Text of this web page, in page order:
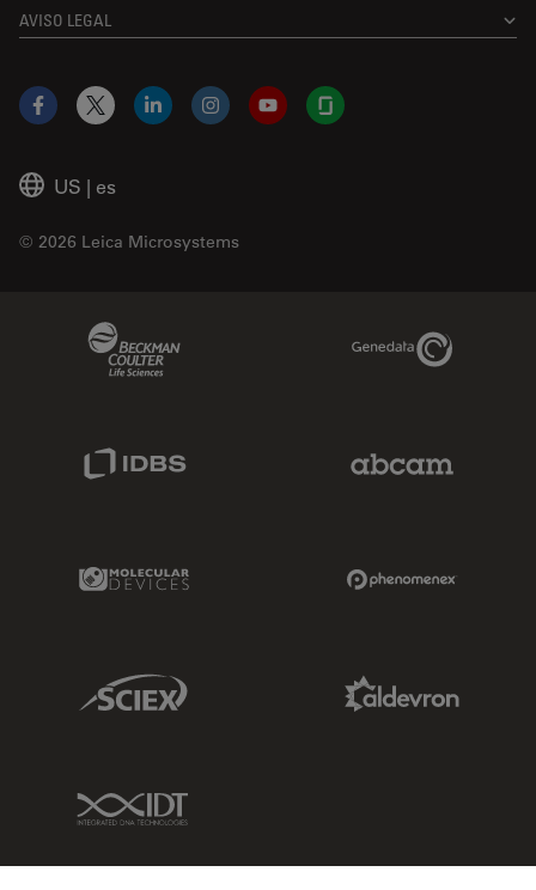
AVISO LEGAL
US | es
© 2026 Leica Microsystems
Facebook
X LinkedInInstagramYouTubeGlassdoor
Genedata Link
Molecular Devices Link
Sciex Link
IDT Link